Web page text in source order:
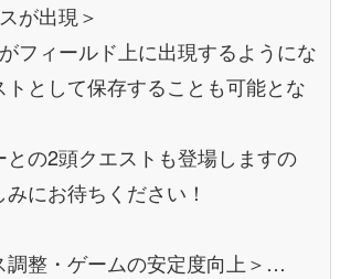
が出現＞
フィールド上に出現するようにな
トとして保存することも可能とな
の2頭クエストも登場しますの
にお待ちください！
調整・ゲームの安定度向上＞…